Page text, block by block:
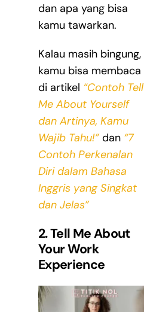
dan apa yang bisa
kamu tawarkan.
Kalau masih bingung,
kamu bisa membaca
di artikel “Contoh Tell
Me About Yourself
dan Artinya, Kamu
Wajib Tahu!” dan “7
Contoh Perkenalan
Diri dalam Bahasa
Inggris yang Singkat
dan Jelas”
2. Tell Me About
Your Work
Experience